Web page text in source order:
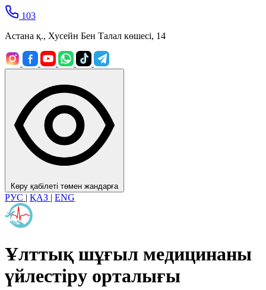
103
Астана қ., Хусейн Бен Талал көшесі, 14
Көру қабілеті төмен жандарға
РУС | ҚАЗ | ENG
Ұлттық шұғыл медицинаны
үйлестіру орталығы